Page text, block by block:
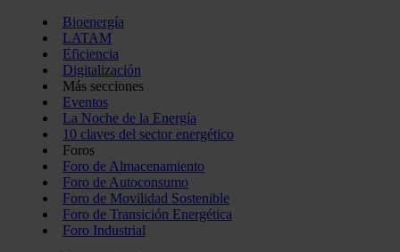
Bioenergía
LATAM
Eficiencia
Digitalización
Más secciones
Eventos
La Noche de la Energía
10 claves del sector energético
Foros
Foro de Almacenamiento
Foro de Autoconsumo
Foro de Movilidad Sostenible
Foro de Transición Energética
Foro Industrial